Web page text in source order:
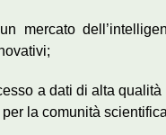
mercato
a dati di alta
la comunità